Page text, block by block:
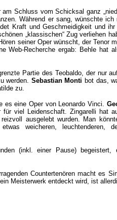
Schluss vom Schicksal ganz
Während er sang, wünschte ich
Kraft und Geschmeidigkeit und
„klassischen“ Zug verliehen
seiner Oper wünscht, der Tenor
Web-Recherche ergab: Behle hat
Partie des Teobaldo, der nur
werden. Sebastian Monti bot das,
zu.
es eine Oper von Leonardo Vinci.
für viel Leidenschaft. Zingarelli hat
ausgelebt wurden. Man
weicheren, leuchtenderen,
(inkl. einer Pause)
Countertenören macht es
Meisterwerk entdeckt wird, ist